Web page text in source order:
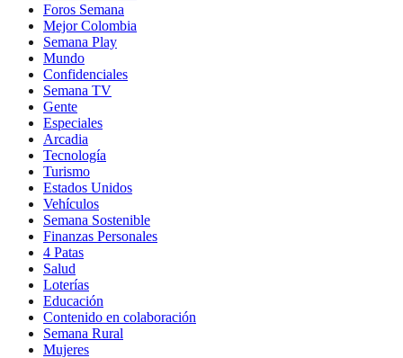
Foros Semana
Mejor Colombia
Semana Play
Mundo
Confidenciales
Semana TV
Gente
Especiales
Arcadia
Tecnología
Turismo
Estados Unidos
Vehículos
Semana Sostenible
Finanzas Personales
4 Patas
Salud
Loterías
Educación
Contenido en colaboración
Semana Rural
Mujeres